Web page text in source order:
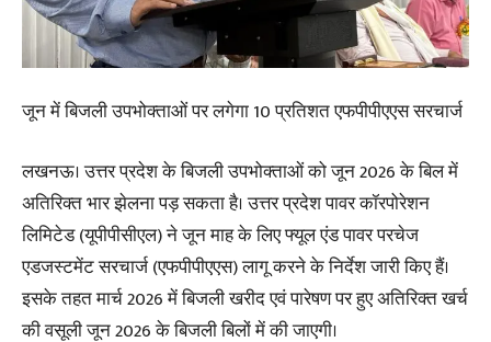
जून में बिजली उपभोक्ताओं पर लगेगा 10 प्रतिशत एफपीपीएएस सरचार्ज
लखनऊ। उत्तर प्रदेश के बिजली उपभोक्ताओं को जून 2026 के बिल में
अतिरिक्त भार झेलना पड़ सकता है। उत्तर प्रदेश पावर कॉरपोरेशन
लिमिटेड (यूपीपीसीएल) ने जून माह के लिए फ्यूल एंड पावर परचेज
एडजस्टमेंट सरचार्ज (एफपीपीएएस) लागू करने के निर्देश जारी किए हैं।
इसके तहत मार्च 2026 में बिजली खरीद एवं पारेषण पर हुए अतिरिक्त खर्च
की वसूली जून 2026 के बिजली बिलों में की जाएगी।